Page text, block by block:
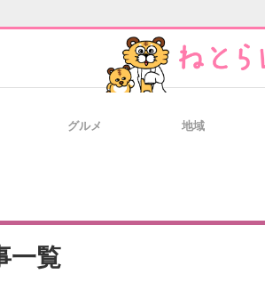
まが分かる
グルメ 地域
一覧